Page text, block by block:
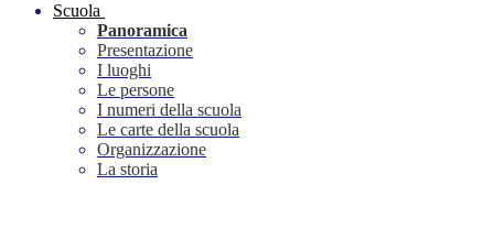
Scuola
Panoramica
Presentazione
I luoghi
Le persone
I numeri della scuola
Le carte della scuola
Organizzazione
La storia